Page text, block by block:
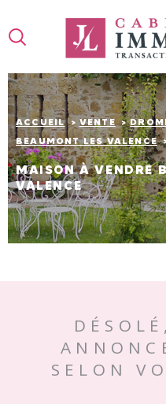
au
menu
au
contenu
ACCUEIL VENTE
BEAUMONT LES VALENCE
MAISON À VENDRE
VALENCE
SELON